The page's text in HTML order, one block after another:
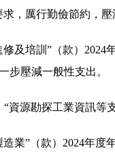
求，厲行勤儉節約，
修及培訓”（款）2024
步壓減一般性支出。
“資源勘探工業資訊等
造業”（款）2024年度